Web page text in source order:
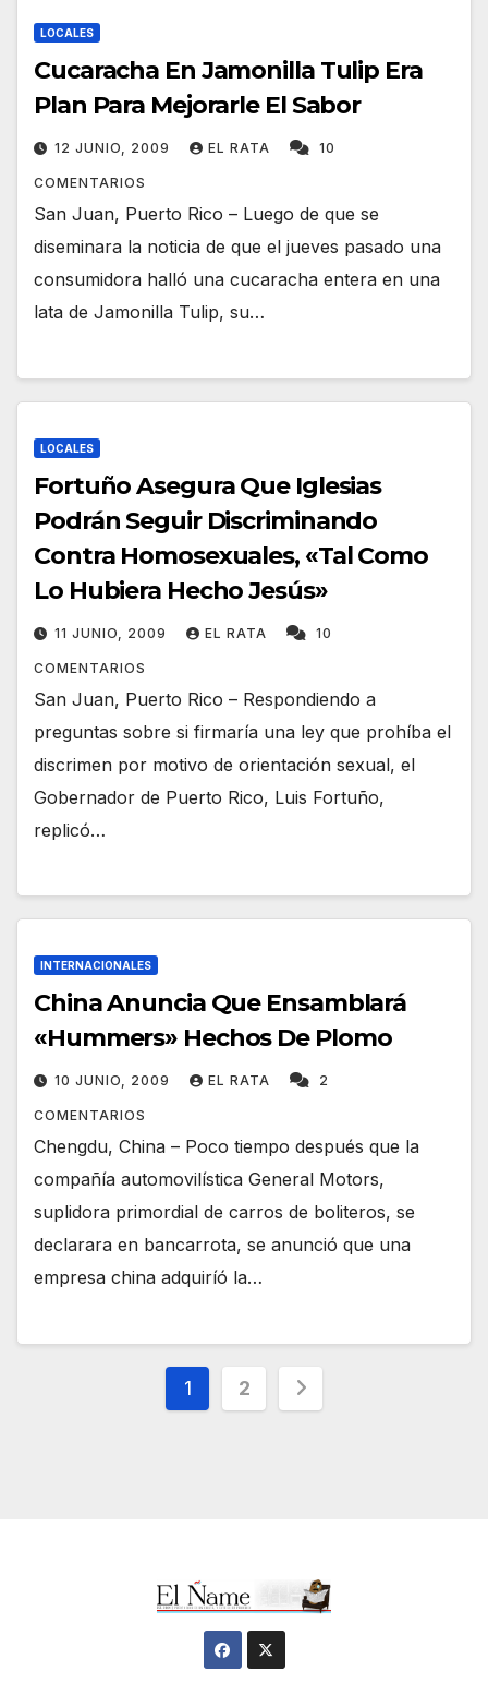
LOCALES
Cucaracha En Jamonilla Tulip Era
Plan Para Mejorarle El Sabor
12 JUNIO, 2009 EL RATA 10
COMENTARIOS
San Juan, Puerto Rico – Luego de que se
diseminara la noticia de que el jueves pasado una
consumidora halló una cucaracha entera en una
lata de Jamonilla Tulip, su…
LOCALES
Fortuño Asegura Que Iglesias
Podrán Seguir Discriminando
Contra Homosexuales, «Tal Como
Lo Hubiera Hecho Jesús»
11 JUNIO, 2009 EL RATA 10
COMENTARIOS
San Juan, Puerto Rico – Respondiendo a
preguntas sobre si firmaría una ley que prohíba el
discrimen por motivo de orientación sexual, el
Gobernador de Puerto Rico, Luis Fortuño,
replicó…
INTERNACIONALES
China Anuncia Que Ensamblará
«Hummers» Hechos De Plomo
10 JUNIO, 2009 EL RATA 2
COMENTARIOS
Chengdu, China – Poco tiempo después que la
compañía automovilística General Motors,
suplidora primordial de carros de boliteros, se
declarara en bancarrota, se anunció que una
empresa china adquiríó la…
Navegación
1 2